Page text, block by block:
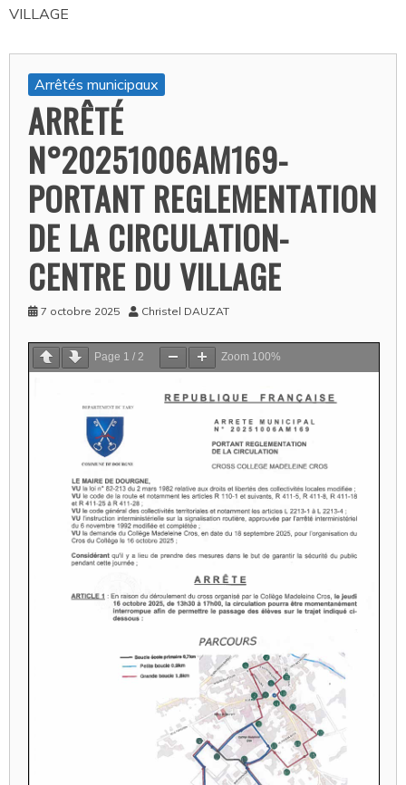
VILLAGE
Arrêtés municipaux
ARRÊTÉ
N°20251006AM169-
PORTANT REGLEMENTATION
DE LA CIRCULATION-
CENTRE DU VILLAGE
7 octobre 2025 Christel DAUZAT
Page 1 / 2 Zoom 100%